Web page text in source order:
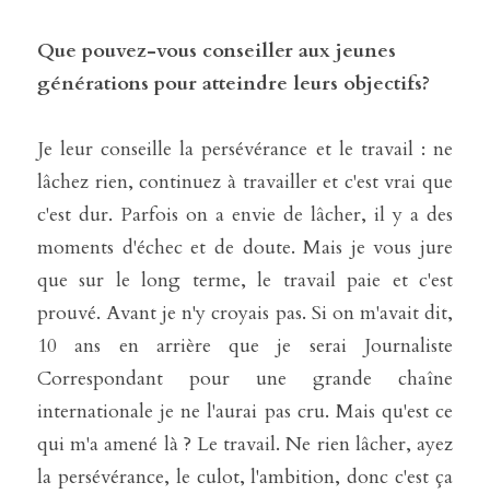
Que pouvez-vous conseiller aux jeunes
générations pour atteindre leurs objectifs?
Je leur conseille la persévérance et le travail : ne
lâchez rien, continuez à travailler et c'est vrai que
c'est dur. Parfois on a envie de lâcher, il y a des
moments d'échec et de doute. Mais je vous jure
que sur le long terme, le travail paie et c'est
prouvé. Avant je n'y croyais pas. Si on m'avait dit,
10 ans en arrière que je serai Journaliste
Correspondant pour une grande chaîne
internationale je ne l'aurai pas cru. Mais qu'est ce
qui m'a amené là ? Le travail. Ne rien lâcher, ayez
la persévérance, le culot, l'ambition, donc c'est ça